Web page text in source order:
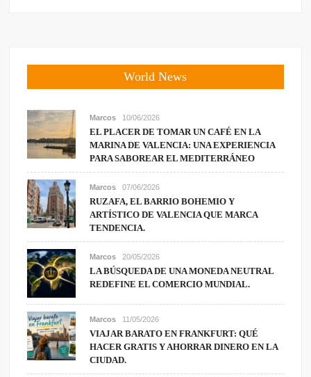
World News
Marcos 10/06/2026
EL PLACER DE TOMAR UN CAFÉ EN LA
MARINA DE VALENCIA: UNA EXPERIENCIA
PARA SABOREAR EL MEDITERRÁNEO
Marcos 07/06/2026
RUZAFA, EL BARRIO BOHEMIO Y
ARTÍSTICO DE VALENCIA QUE MARCA
TENDENCIA.
Marcos 20/05/2026
LA BÚSQUEDA DE UNA MONEDA NEUTRAL
REDEFINE EL COMERCIO MUNDIAL.
Marcos 11/05/2026
VIAJAR BARATO EN FRANKFURT: QUÉ
HACER GRATIS Y AHORRAR DINERO EN LA
CIUDAD.